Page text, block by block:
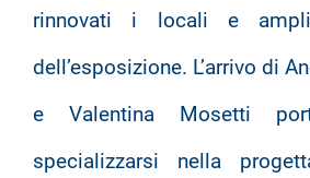
rinnovati i locali e
dell’esposizione. L’arrivo di
e Valentina Mosetti
specializzarsi nella